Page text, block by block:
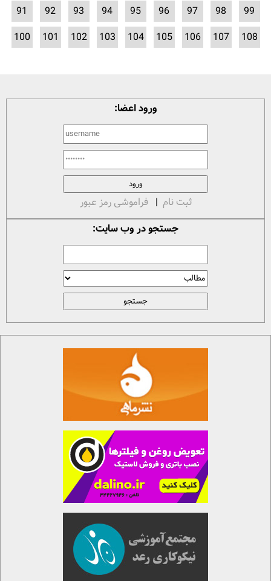
91
92 93 94 95 96 97 98
99
100
101 102 103 104 105 106 107 108
ورود اعضا:
ثبت نام | فراموشی رمز عبور
جستجو در وب سایت: